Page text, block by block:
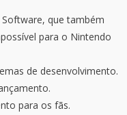
que também
para o Nintendo
de desenvolvimento.
para os fãs.